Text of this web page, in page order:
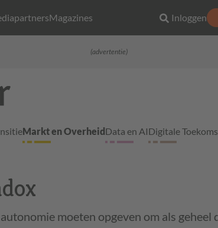
Magazines Inloggen
(advertentie)
Markt en Overheid Data en AIDigitale
moeten opgeven om als geheel